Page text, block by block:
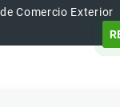
de Comercio Exterior